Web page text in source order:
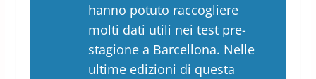
hanno potuto raccogliere
molti dati utili nei test pre-
stagione a Barcellona. Nelle
ultime edizioni di questa